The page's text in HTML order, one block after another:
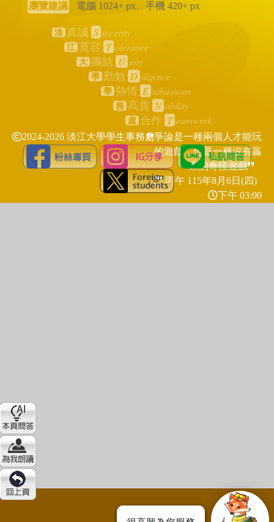
瀏覽建議
電腦 1024+ px、手機 420+ px
淡 真誠 S incerity
江 寬容 T olerance
大 團結 U nity
學 勤勉 D iligence
學 熱情 E nthusiasm
務 高貴 N obility
處 合作 T eamwork
2024-2026 淡江大學學生事務處爭論是一種兩個人才能玩
的遊戲，也是一種沒有贏
家的奇怪遊戲
丙午 115年8月6日(四)
下午 03:00